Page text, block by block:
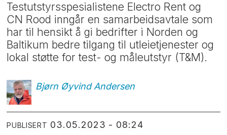
Testutstyrsspesialistene Electro Rent og
CN Rood inngår en samarbeidsavtale som
har til hensikt å gi bedrifter i Norden og
Baltikum bedre tilgang til utleietjenester og
lokal støtte for test- og måleutstyr (T&M).
Bjørn Øyvind Andersen
PUBLISERT 03.05.2023 - 08:24